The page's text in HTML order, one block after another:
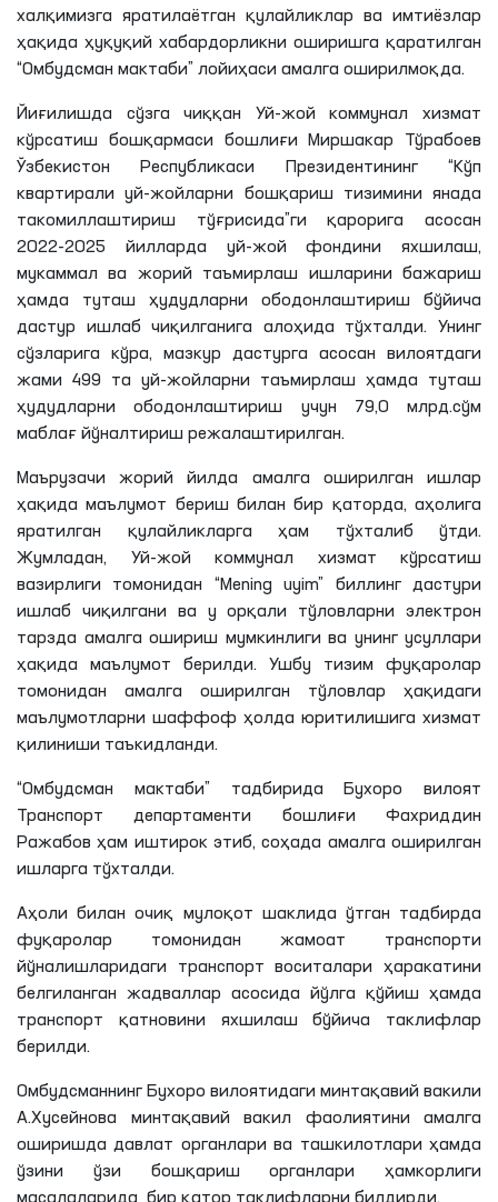
халқимизга яратилаётган қулайликлар ва имтиёзлар
ҳақида ҳуқуқий хабардорликни оширишга қаратилган
“Омбудсман мактаби” лойиҳаси амалга оширилмоқда.
Йиғилишда сўзга чиққан Уй-жой коммунал хизмат
кўрсатиш бошқармаси бошлиғи Миршакар Тўрабоев
Ўзбекистон Республикаси Президентининг “Кўп
квартирали уй-жойларни бошқариш тизимини янада
такомиллаштириш тўғрисида”ги қарорига асосан
2022-2025 йилларда уй-жой фондини яхшилаш,
мукаммал ва жорий таъмирлаш ишларини бажариш
ҳамда туташ ҳудудларни ободонлаштириш бўйича
дастур ишлаб чиқилганига алоҳида тўхталди. Унинг
сўзларига кўра, мазкур дастурга асосан вилоятдаги
жами 499 та уй-жойларни таъмирлаш ҳамда туташ
ҳудудларни ободонлаштириш учун 79,0 млрд.сўм
маблағ йўналтириш режалаштирилган.
Маърузачи жорий йилда амалга оширилган ишлар
ҳақида маълумот бериш билан бир қаторда, аҳолига
яратилган қулайликларга ҳам тўхталиб ўтди.
Жумладан, Уй-жой коммунал хизмат кўрсатиш
вазирлиги томонидан “Mening uyim” биллинг дастури
ишлаб чиқилгани ва у орқали тўловларни электрон
тарзда амалга ошириш мумкинлиги ва унинг усуллари
ҳақида маълумот берилди. Ушбу тизим фуқаролар
томонидан амалга оширилган тўловлар ҳақидаги
маълумотларни шаффоф ҳолда юритилишига хизмат
қилиниши таъкидланди.
“Омбудсман мактаби” тадбирида Бухоро вилоят
Транспорт департаменти бошлиғи Фахриддин
Ражабов ҳам иштирок этиб, соҳада амалга оширилган
ишларга тўхталди.
Аҳоли билан очиқ мулоқот шаклида ўтган тадбирда
фуқаролар томонидан жамоат транспорти
йўналишларидаги транспорт воситалари ҳаракатини
белгиланган жадваллар асосида йўлга қўйиш ҳамда
транспорт қатновини яхшилаш бўйича таклифлар
берилди.
Омбудсманнинг Бухоро вилоятидаги минтақавий вакили
А.Хусейнова минтақавий вакил фаолиятини амалга
оширишда давлат органлари ва ташкилотлари ҳамда
ўзини ўзи бошқариш органлари ҳамкорлиги
масалаларида бир қатор таклифларни билдирди.